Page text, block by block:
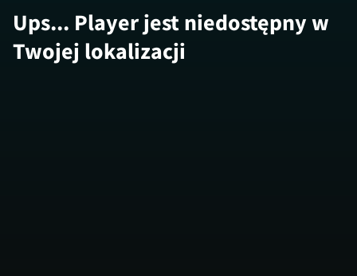
Ups... Player jest niedostępny w
Twojej lokalizacji